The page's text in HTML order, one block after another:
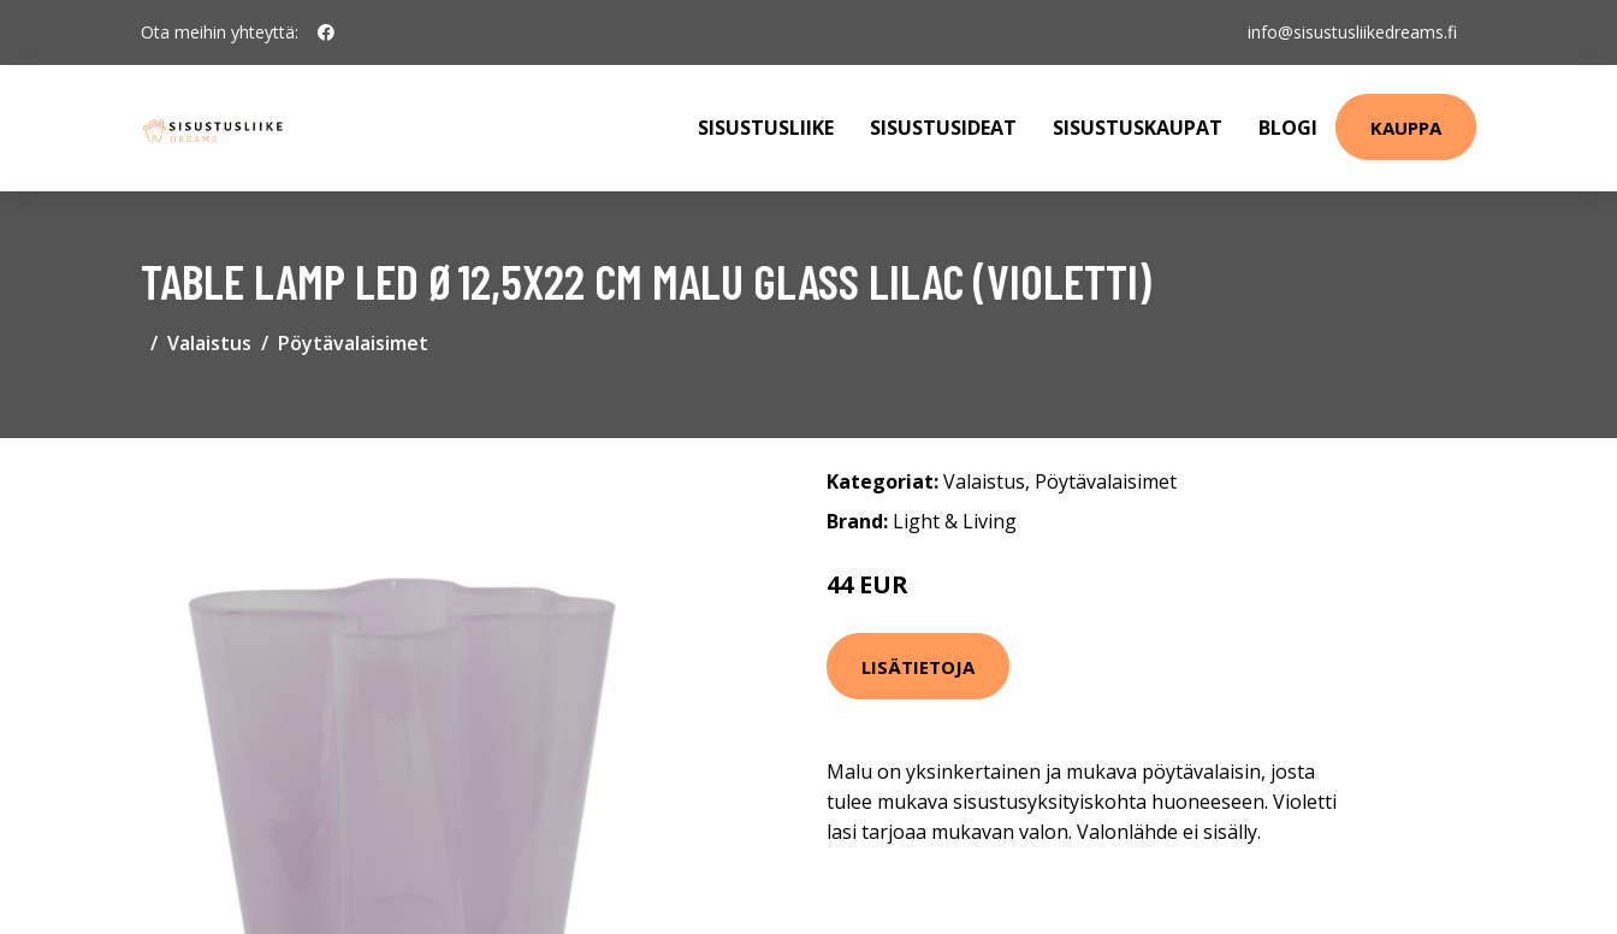
Ota meihin yhteyttä: info@sisustusliikedreams.fi
SISUSTUSLIIKE SISUSTUSIDEAT SISUSTUSKAUPAT BLOGI KAUPPA
TABLE LAMP LED Ø12,5X22 CM MALU GLASS LILAC (VIOLETTI)
Valaistus Pöytävalaisimet
Kategoriat:Valaistus, Pöytävalaisimet
Brand: Light & Living
44 EUR
LISÄTIETOJA
Malu on yksinkertainen ja mukava pöytävalaisin, josta
tulee mukava sisustusyksityiskohta huoneeseen. Violetti
lasi tarjoaa mukavan valon. Valonlähde ei sisälly.